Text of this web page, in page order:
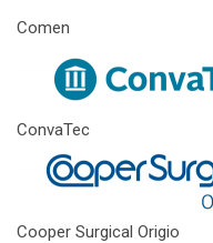
Comen
ConvaTec
Cooper Surgical Origio